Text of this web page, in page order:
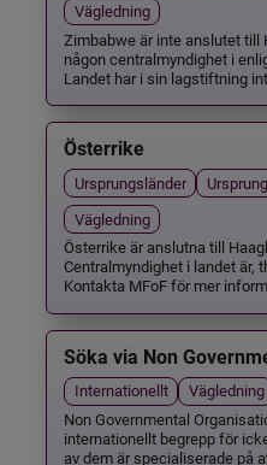
Vägledning
Zimbabwe är inte anslutet till
någon centralmyndighet i
Landet har i sin lagstiftning
Österrike
Ursprungsländer
Vägledning
Österrike är anslutna till
Centralmyndighet i landet är,
Kontakta MFoF för mer
Söka via Non
Internationellt Vägledning
Non Governmental
internationellt begrepp för
av dem är specialiserade på